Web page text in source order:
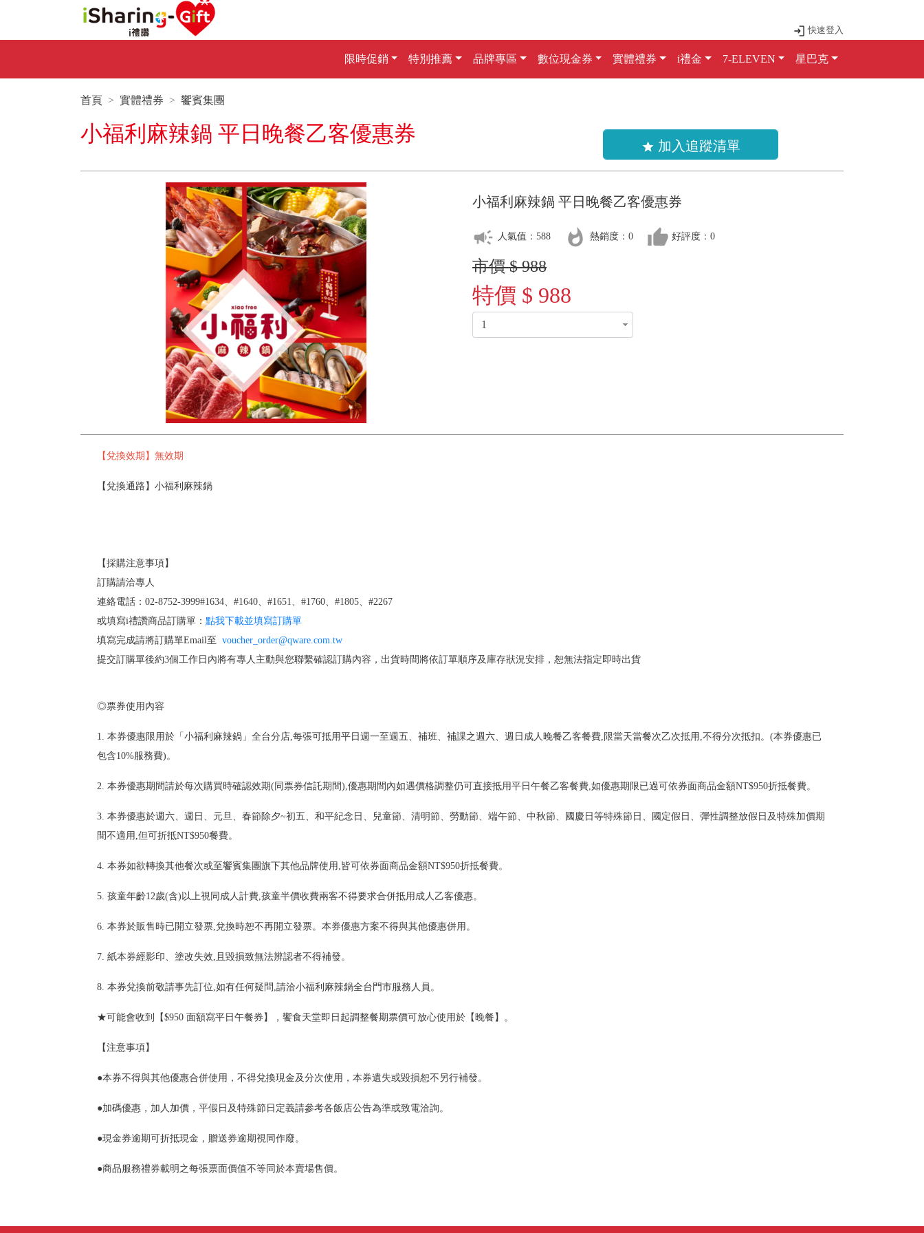
快速登入
限時促銷 特別推薦 品牌專區 數位現金券 實體禮券 i禮金 7-ELEVEN 星巴克
首頁 實體禮券 饗賓集團
小福利麻辣鍋 平日晚餐乙客優惠券
star 加入追蹤清單
小福利麻辣鍋 平日晚餐乙客優惠券
campaign 人氣值：588 whatshot 熱銷度：0 thumb_up 好評度：0
市價 $ 988
特價 $ 988
【兌換效期】無效期
【兌換通路】小福利麻辣鍋
【採購注意事項】
訂購請洽專人
連絡電話：02-8752-3999#1634、#1640、#1651、#1760、#1805、#2267
或填寫i禮讚商品訂購單： 點我下載並填寫訂購單
填寫完成請將訂購單Email至 voucher_order@qware.com.tw
提交訂購單後約3個工作日內將有專人主動與您聯繫確認訂購內容，出貨時間將依訂單順序及庫存狀況安排，恕無法指定即時出貨
◎票券使用內容
1. 本券優惠限用於「小福利麻辣鍋」全台分店,每張可抵用平日週一至週五、補班、補課之週六、週日成人晚餐乙客餐費,限當天當餐次乙次抵用,不得分次抵扣。(本券優惠已
包含10%服務費)。
2. 本券優惠期間請於每次購買時確認效期(同票券信託期間),優惠期間內如遇價格調整仍可直接抵用平日午餐乙客餐費,如優惠期限已過可依券面商品金額NT$950折抵餐費。
3. 本券優惠於週六、週日、元旦、春節除夕~初五、和平紀念日、兒童節、清明節、勞動節、端午節、中秋節、國慶日等特殊節日、國定假日、彈性調整放假日及特殊加價期
間不適用,但可折抵NT$950餐費。
4. 本券如欲轉換其他餐次或至饗賓集團旗下其他品牌使用,皆可依券面商品金額NT$950折抵餐費。
5. 孩童年齡12歲(含)以上視同成人計費,孩童半價收費兩客不得要求合併抵用成人乙客優惠。
6. 本券於販售時已開立發票,兌換時恕不再開立發票。本券優惠方案不得與其他優惠併用。
7. 紙本券經影印、塗改失效,且毀損致無法辨認者不得補發。
8. 本券兌換前敬請事先訂位,如有任何疑問,請洽小福利麻辣鍋全台門市服務人員。
★可能會收到【$950 面額寫平日午餐券】，饗食天堂即日起調整餐期票價可放心使用於【晚餐】。
【注意事項】
●本券不得與其他優惠合併使用，不得兌換現金及分次使用，本券遺失或毀損恕不另行補發。
●加碼優惠，加人加價，平假日及特殊節日定義請參考各飯店公告為準或致電洽詢。
●現金券逾期可折抵現金，贈送券逾期視同作廢。
●商品服務禮券載明之每張票面價值不等同於本賣場售價。